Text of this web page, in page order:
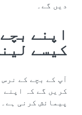
دیں گے۔
اپنے
کیسے
آپ کے بچے کے
کریں گے کہ اپنے
پیمائش کرنی ہے۔